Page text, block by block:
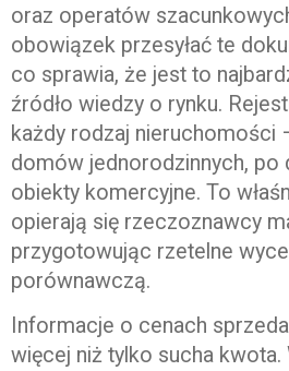
oraz operatów
obowiązek przesyłać te
co sprawia, że jest to
źródło wiedzy o rynku.
każdy rodzaj nieruchomości
domów jednorodzinnych, po
obiekty komercyjne. To
opierają się rzeczoznawcy
przygotowując rzetelne
porównawczą.
Informacje o cenach
więcej niż tylko sucha